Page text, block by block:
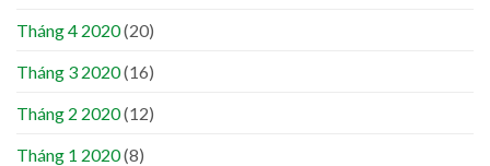
Tháng 4 2020(20)
Tháng 3 2020(16)
Tháng 2 2020(12)
Tháng 1 2020(8)